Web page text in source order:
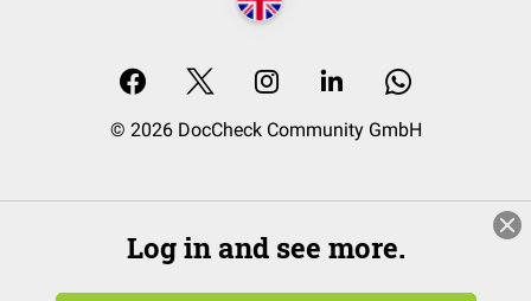
© 2026 DocCheck Community GmbH
Log in and see more.